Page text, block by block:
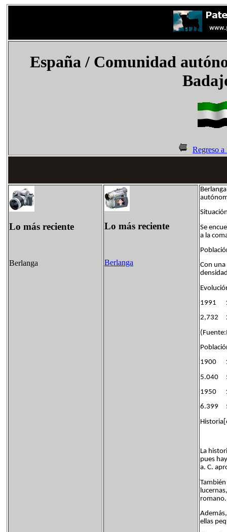
España/ Comunidad
Regreso
Lo más reciente
Berlanga
Lo más reciente
Berlanga
Se
a la
Con
1991
2,732
1900
5.040
1950
6.399
La
pues
a. C.
romano.
ellas